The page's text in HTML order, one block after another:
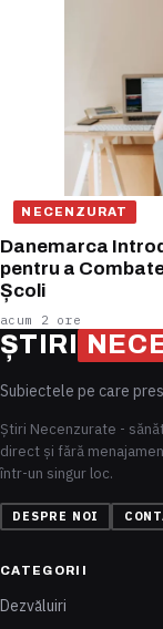
NECENZURAT
Danemarca
pentru a
Școli
acum 2 ore
ȘTIRI
Subiectele pe care
Știri Necenzurate -
direct și fără
într-un singur loc.
DESPRE NOI
CATEGORII
Dezvăluiri